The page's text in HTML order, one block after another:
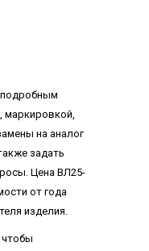
маркировкой,
на аналог
задать
Цена ВЛ25-
от года
изделия.
чтобы